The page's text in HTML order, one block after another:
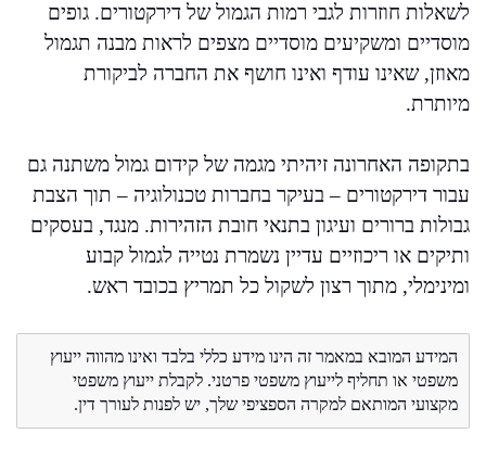
לשאלות חוזרות לגבי רמות הגמול של דירקטורים. גופים
מוסדיים ומשקיעים מוסדיים מצפים לראות מבנה תגמול
מאוזן, שאינו עודף ואינו חושף את החברה לביקורת
מיותרת.
בתקופה האחרונה זיהיתי מגמה של קידום גמול משתנה גם
עבור דירקטורים – בעיקר בחברות טכנולוגיה – תוך הצבת
גבולות ברורים ועיגון בתנאי חובת הזהירות. מנגד, בעסקים
ותיקים או ריכוזיים עדיין נשמרת נטייה לגמול קבוע
ומינימלי, מתוך רצון לשקול כל תמריץ בכובד ראש.
המידע המובא במאמר זה הינו מידע כללי בלבד ואינו מהווה ייעוץ
משפטי או תחליף לייעוץ משפטי פרטני. לקבלת ייעוץ משפטי
מקצועי המותאם למקרה הספציפי שלך, יש לפנות לעורך דין.